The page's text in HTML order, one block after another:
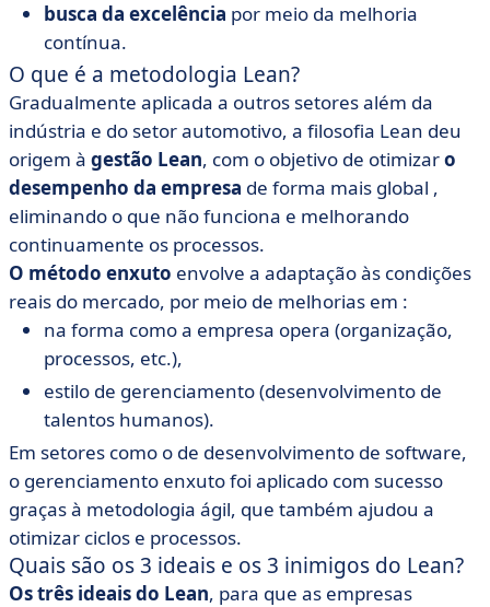
busca da excelência por meio da melhoria
contínua.
O que é a metodologia Lean?
Gradualmente aplicada a outros setores além da
indústria e do setor automotivo, a filosofia Lean deu
origem à gestão Lean, com o objetivo de otimizaro
desempenho da empresa de forma mais global ,
eliminando o que não funciona e melhorando
continuamente os processos.
O método enxuto envolve a adaptação às condições
reais do mercado, por meio de melhorias em :
na forma como a empresa opera (organização,
processos, etc.),
estilo de gerenciamento (desenvolvimento de
talentos humanos).
Em setores como o de desenvolvimento de software,
o gerenciamento enxuto foi aplicado com sucesso
graças à metodologia ágil, que também ajudou a
otimizar ciclos e processos.
Quais são os 3 ideais e os 3 inimigos do Lean?
Os três ideais do Lean, para que as empresas